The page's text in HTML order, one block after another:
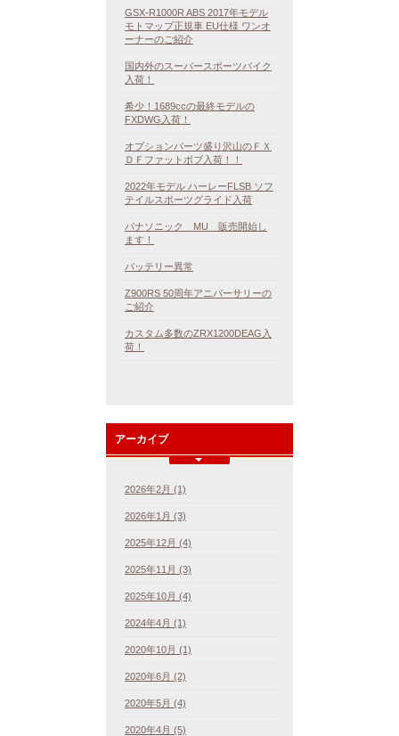
GSX-R1000R ABS 2017年モデル
モトマップ正規車 EU仕様 ワンオ
ーナーのご紹介
国内外のスーパースポーツバイク
入荷！
希少！1689ccの最終モデルの
FXDWG入荷！
オプションパーツ盛り沢山のＦＸ
ＤＦファットボブ入荷！！
2022年モデル ハーレーFLSB ソフ
テイルスポーツグライド入荷
パナソニック MU 販売開始し
ます！
バッテリー異常
Z900RS 50周年アニバーサリーの
ご紹介
カスタム多数のZRX1200DEAG入
荷！
アーカイブ
2026年2月 (1)
2026年1月 (3)
2025年12月 (4)
2025年11月 (3)
2025年10月 (4)
2024年4月 (1)
2020年10月 (1)
2020年6月 (2)
2020年5月 (4)
2020年4月 (5)